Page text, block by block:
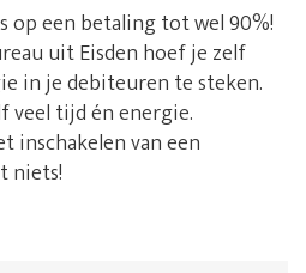
op een betaling tot wel 90%!
uit Eisden hoef je zelf
in je debiteuren te steken.
veel tijd én energie.
inschakelen van een
niets!